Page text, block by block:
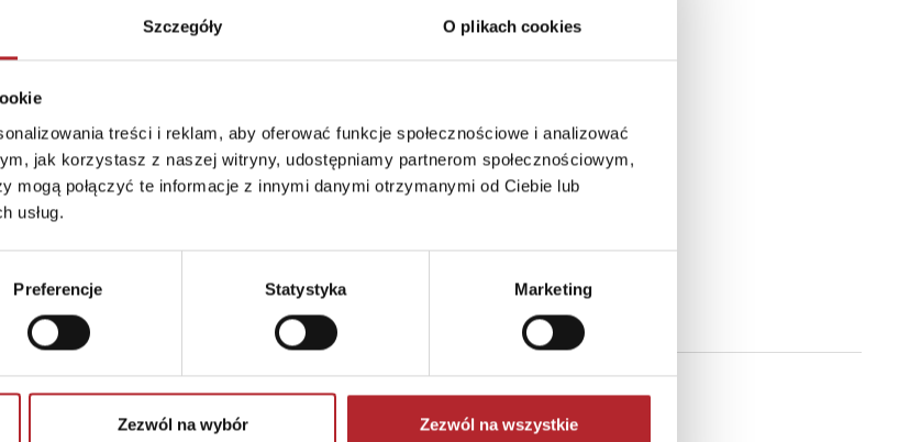
Szczegóły O plikach cookies
treści i reklam, aby oferować funkcje społecznościowe i analizować
jak korzystasz z naszej witryny, udostępniamy partnerom społecznościowym,
mogą połączyć te informacje z innymi danymi otrzymanymi od Ciebie lub
usług.
Preferencje Statystyka Marketing
Zezwól na wybór Zezwól na wszystkie